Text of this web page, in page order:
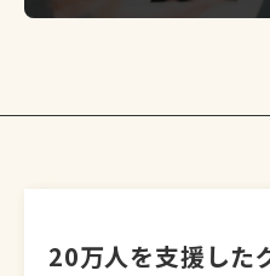
20万人を支援した